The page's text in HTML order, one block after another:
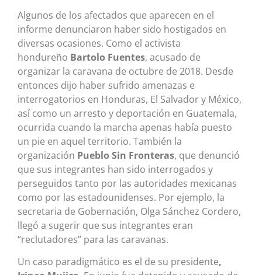
Algunos de los afectados que aparecen en el
informe denunciaron haber sido hostigados en
diversas ocasiones. Como el activista
hondureño Bartolo Fuentes, acusado de
organizar la caravana de octubre de 2018. Desde
entonces dijo haber sufrido amenazas e
interrogatorios en Honduras, El Salvador y México,
así como un arresto y deportación en Guatemala,
ocurrida cuando la marcha apenas había puesto
un pie en aquel territorio. También la
organización Pueblo Sin Fronteras, que denunció
que sus integrantes han sido interrogados y
perseguidos tanto por las autoridades mexicanas
como por las estadounidenses. Por ejemplo, la
secretaria de Gobernación, Olga Sánchez Cordero,
llegó a sugerir que sus integrantes eran
“reclutadores” para las caravanas.
Un caso paradigmático es el de su presidente,